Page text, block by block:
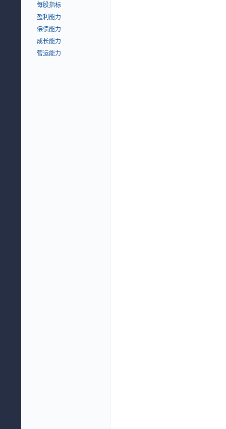
每股指标
盈利能力
偿债能力
成长能力
营运能力